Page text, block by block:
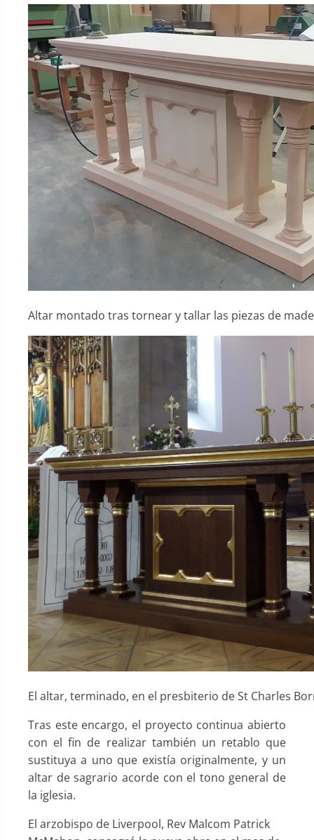
Altar montado tras tornear y tallar las piezas de
El altar, terminado, en el presbiterio de St Charles
Tras este encargo, el proyecto continua abierto
con el fin de realizar también un retablo que
sustituya a uno que existía originalmente, y un
altar de sagrario acorde con el tono general de
la iglesia.
El arzobispo de Liverpool, Rev Malcom Patrick